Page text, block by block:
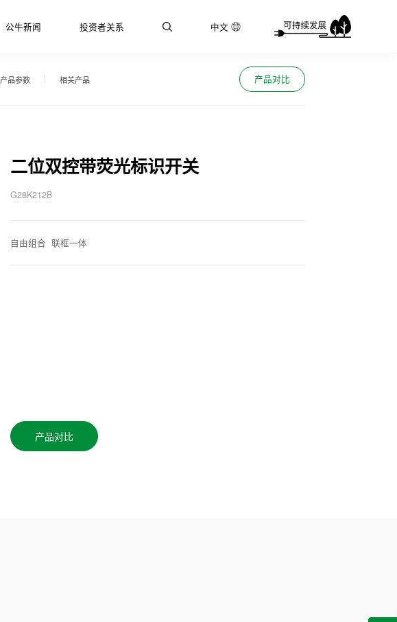
公牛新闻 投资者关系 中文
产品参数 相关产品 产品对比
二位双控带荧光标识开关
G28K212B
自由组合 联框一体
产品对比